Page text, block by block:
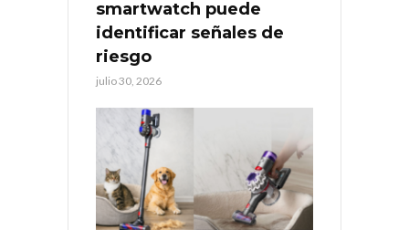
smartwatch puede
identificar señales de
riesgo
julio 30, 2026